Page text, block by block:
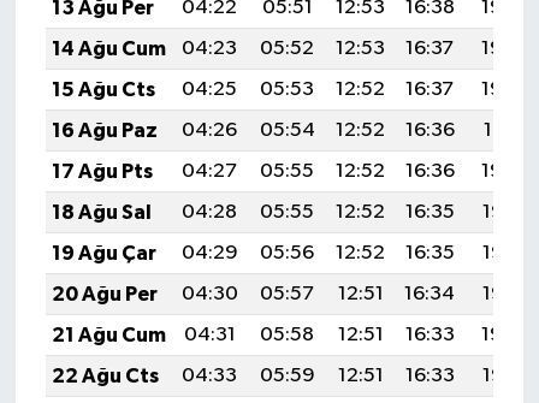
13 Ağu Per
04:22 05:51 12:53 16:38
19:44
14 Ağu Cum
04:23 05:52 12:53 16:37
19:43
15 Ağu Cts
04:25 05:53 12:52 16:37
19:42
16 Ağu Paz
04:26 05:54 12:52 16:36
19:41
17 Ağu Pts
04:27 05:55 12:52 16:36
19:39
18 Ağu Sal
04:28 05:55 12:52 16:35
19:38
19 Ağu Çar
04:29 05:56 12:52 16:35
19:37
20 Ağu Per
04:30 05:57 12:51 16:34
19:36
21 Ağu Cum
04:31 05:58 12:51 16:33
19:34
22 Ağu Cts
04:33 05:59 12:51 16:33
19:33